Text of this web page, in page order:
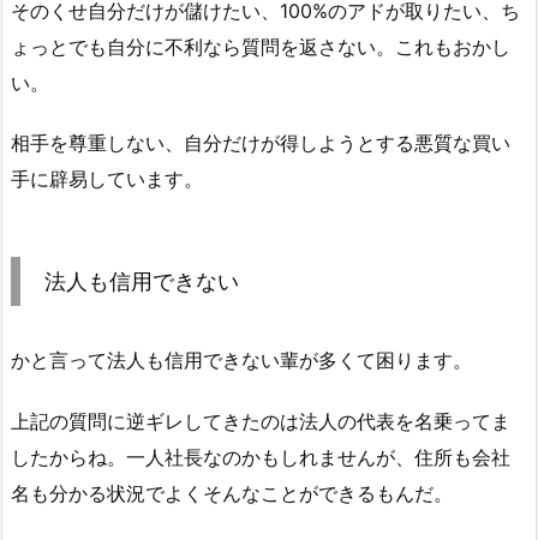
そのくせ自分だけが儲けたい、100%のアドが取りたい、ち
ょっとでも自分に不利なら質問を返さない。これもおかし
い。
相手を尊重しない、自分だけが得しようとする悪質な買い
手に辟易しています。
法人も信用できない
かと言って法人も信用できない輩が多くて困ります。
上記の質問に逆ギレしてきたのは法人の代表を名乗ってま
したからね。一人社長なのかもしれませんが、住所も会社
名も分かる状況でよくそんなことができるもんだ。